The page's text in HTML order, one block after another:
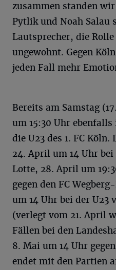
zusammen standen
Pytlik und Noah Salau
Lautsprecher, die
ungewohnt. Gegen
jeden Fall mehr
Bereits am Samstag
um 15:30 Uhr
die U23 des 1. FC
24. April um 14 Uhr
Lotte, 28. April um
gegen den FC
um 14 Uhr bei der U23
(verlegt vom 21. April
Fällen bei den
8. Mai um 14 Uhr
endet mit den Partien